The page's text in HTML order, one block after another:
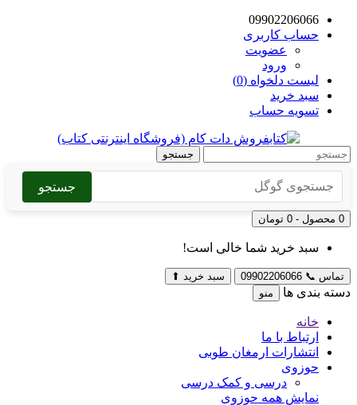
09902206066
حساب کاربری
عضویت
ورود
لیست دلخواه (0)
سبد خرید
تسویه حساب
جستجو
جستجو
0 محصول - 0 تومان
سبد خرید شما خالی است!
تماس 📞
09902206066 سبد خرید ⬆
دسته بندی ها منو
خانه
ارتباط با ما
انتشارات ارمغان طوبی
حوزوی
درسی و کمک درسی
نمایش همه حوزوی